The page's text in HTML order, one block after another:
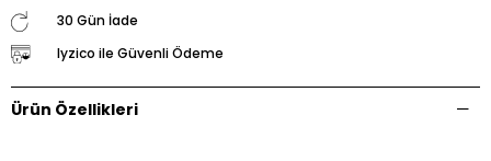
30 Gün İade
Iyzico ile Güvenli Ödeme
Ürün Özellikleri